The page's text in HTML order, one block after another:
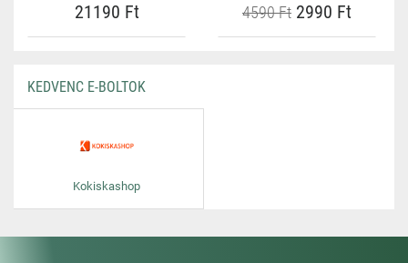
21190 Ft 4590 Ft 2990 Ft
KEDVENC E-BOLTOK
Kokiskashop